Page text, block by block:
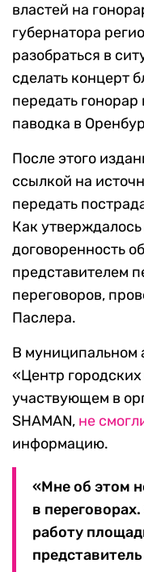
властей на
губернатора
разобраться в
сделать концерт
передать
паводка в
После этого
ссылкой на
передать
Как
договоренность
представителем
переговоров,
Паслера.
В муниципальном
«Центр
участвующем в
SHAMAN, не
информацию.
«Мне об этом
в
работу